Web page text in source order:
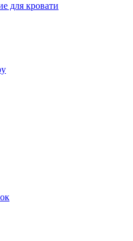
для кровати